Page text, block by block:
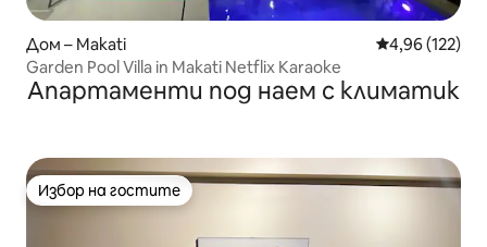
Дом – Makati Средна
4,96 (122)
Garden Pool Villa in Makati Netflix Karaoke
Апартаменти под наем с климатик
Избор на гостите
Избор на гостите